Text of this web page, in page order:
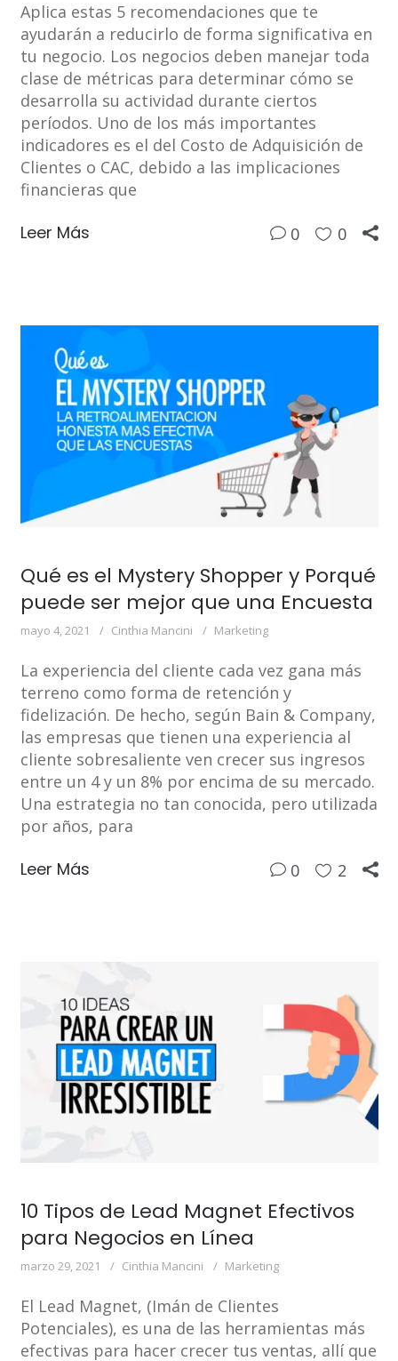
Aplica estas 5 recomendaciones que te
ayudarán a reducirlo de forma significativa en
tu negocio. Los negocios deben manejar toda
clase de métricas para determinar cómo se
desarrolla su actividad durante ciertos
períodos. Uno de los más importantes
indicadores es el del Costo de Adquisición de
Clientes o CAC, debido a las implicaciones
financieras que
Leer Más 0 0
Qué es el Mystery Shopper y Porqué
puede ser mejor que una Encuesta
mayo 4, 2021 Cinthia Mancini Marketing
La experiencia del cliente cada vez gana más
terreno como forma de retención y
fidelización. De hecho, según Bain & Company,
las empresas que tienen una experiencia al
cliente sobresaliente ven crecer sus ingresos
entre un 4 y un 8% por encima de su mercado.
Una estrategia no tan conocida, pero utilizada
por años, para
Leer Más 0 2
10 Tipos de Lead Magnet Efectivos
para Negocios en Línea
marzo 29, 2021 Cinthia Mancini Marketing
El Lead Magnet, (Imán de Clientes
Potenciales), es una de las herramientas más
efectivas para hacer crecer tus ventas, allí que